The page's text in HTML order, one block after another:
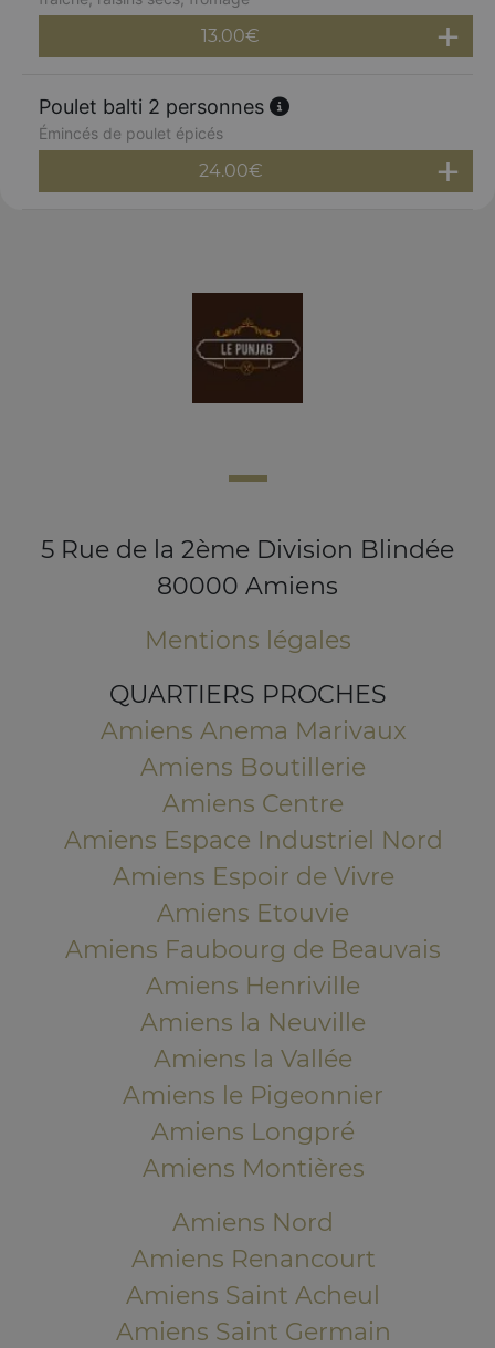
13.00€
Poulet balti 2 personnes
Émincés de poulet épicés
24.00€
5 Rue de la 2ème Division Blindée
80000 Amiens
Mentions légales
QUARTIERS PROCHES
Amiens Anema Marivaux
Amiens Boutillerie
Amiens Centre
Amiens Espace Industriel Nord
Amiens Espoir de Vivre
Amiens Etouvie
Amiens Faubourg de Beauvais
Amiens Henriville
Amiens la Neuville
Amiens la Vallée
Amiens le Pigeonnier
Amiens Longpré
Amiens Montières
Amiens Nord
Amiens Renancourt
Amiens Saint Acheul
Amiens Saint Germain